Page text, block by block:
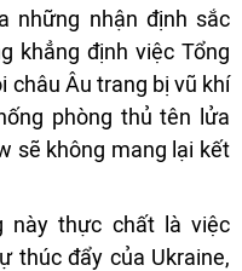
những nhận định sắc
khẳng định việc Tổng
châu Âu trang bị vũ khí
phòng thủ tên lửa
sẽ không mang lại kết
này thực chất là việc
thúc đẩy của Ukraine,